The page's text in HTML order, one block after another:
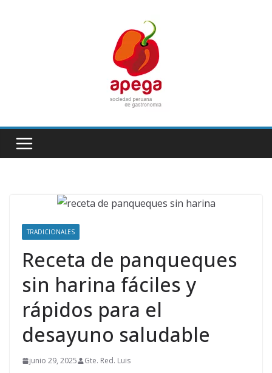
TRADICIONALES
Receta de panqueques
sin harina fáciles y
rápidos para el
desayuno saludable
junio 29, 2025 Gte. Red. Luis